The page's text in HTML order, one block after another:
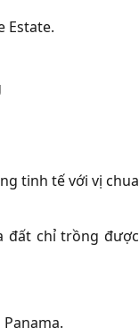
Estate.
tinh tế với vị chua
đất chỉ trồng được